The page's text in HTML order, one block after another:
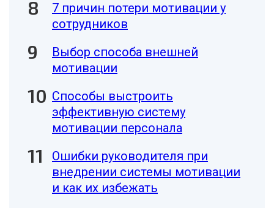
7 причин потери мотивации у
сотрудников
Выбор способа внешней
мотивации
Способы выстроить
эффективную систему
мотивации персонала
Ошибки руководителя при
внедрении системы мотивации
и как их избежать